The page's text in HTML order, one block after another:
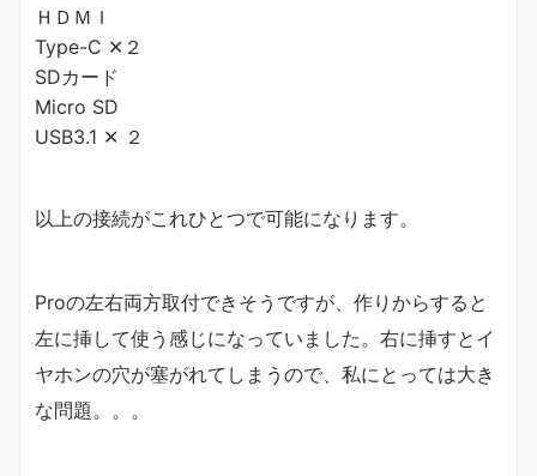
ＨＤＭＩ
Type-C ✕２
SDカード
Micro SD
USB3.1 ✕ ２
以上の接続がこれひとつで可能になります。
Proの左右両方取付できそうですが、作りからすると
左に挿して使う感じになっていました。右に挿すとイ
ヤホンの穴が塞がれてしまうので、私にとっては大き
な問題。。。